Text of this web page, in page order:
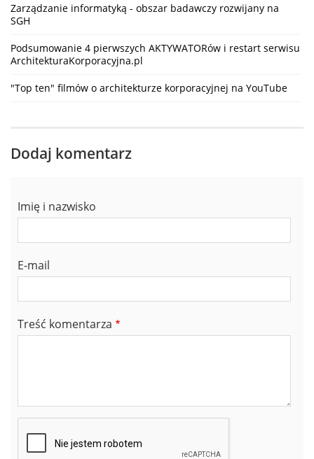
Zarządzanie informatyką - obszar badawczy rozwijany na
SGH
Podsumowanie 4 pierwszych AKTYWATORów i restart serwisu
ArchitekturaKorporacyjna.pl
"Top ten" filmów o architekturze korporacyjnej na YouTube
Dodaj komentarz
Imię i nazwisko
E-mail
Treść komentarza